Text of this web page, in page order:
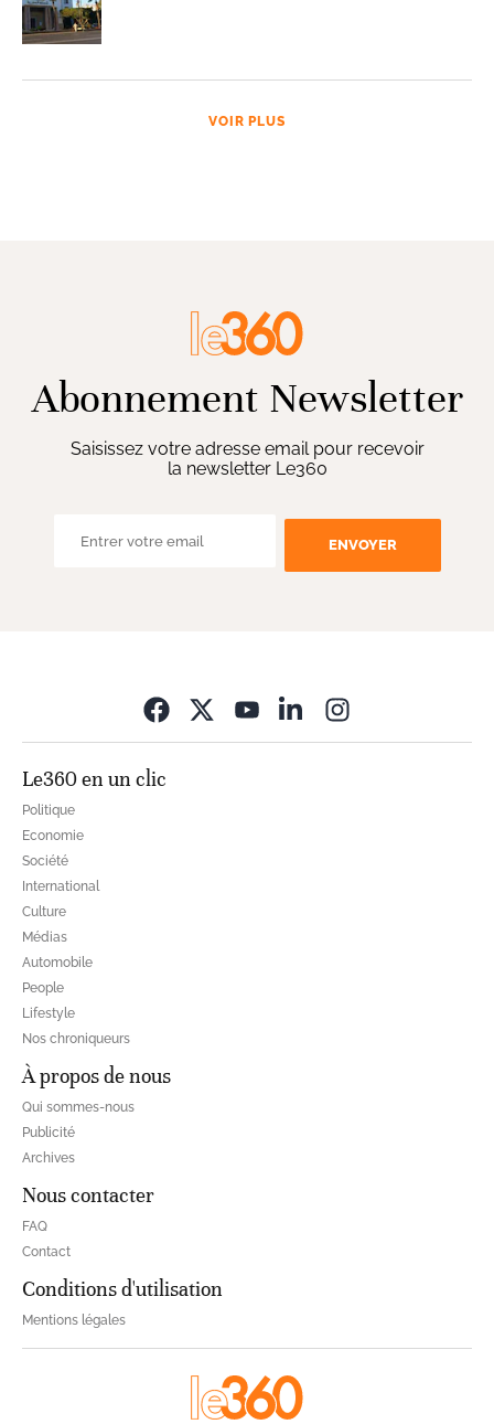
VOIR PLUS
Abonnement Newsletter
Saisissez votre adresse email pour recevoir
la newsletter Le360
ENVOYER
Le360 en un clic
Politique
Economie
Société
International
Culture
Médias
Automobile
People
Lifestyle
Nos chroniqueurs
À propos de nous
Qui sommes-nous
Publicité
Archives
Nous contacter
FAQ
Contact
Conditions d'utilisation
Mentions légales